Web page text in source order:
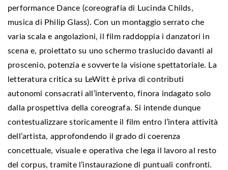
performance Dance (coreografia di Lucinda Childs,
musica di Philip Glass). Con un montaggio serrato che
varia scala e angolazioni, il film raddoppia i danzatori in
scena e, proiettato su uno schermo traslucido davanti al
proscenio, potenzia e sovverte la visione spettatoriale. La
letteratura critica su LeWitt è priva di contributi
autonomi consacrati all’intervento, finora indagato solo
dalla prospettiva della coreografa. Si intende dunque
contestualizzare storicamente il film entro l’intera attività
dell’artista, approfondendo il grado di coerenza
concettuale, visuale e operativa che lega il lavoro al resto
del corpus, tramite l’instaurazione di puntuali confronti.